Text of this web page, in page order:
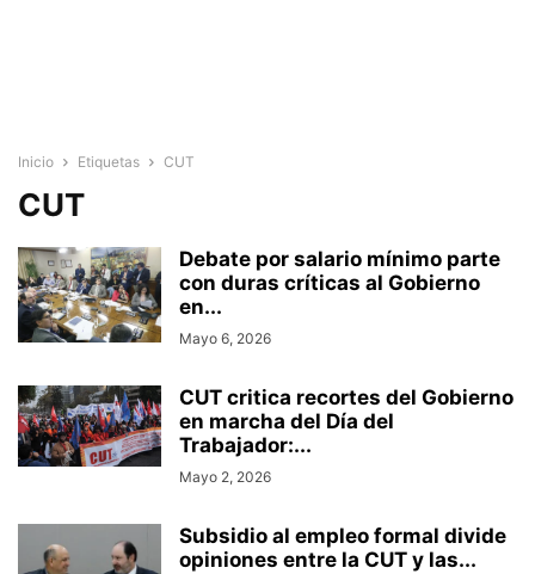
Inicio Etiquetas CUT
CUT
Debate por salario mínimo parte
con duras críticas al Gobierno
en...
Mayo 6, 2026
CUT critica recortes del Gobierno
en marcha del Día del
Trabajador:...
Mayo 2, 2026
Subsidio al empleo formal divide
opiniones entre la CUT y las...